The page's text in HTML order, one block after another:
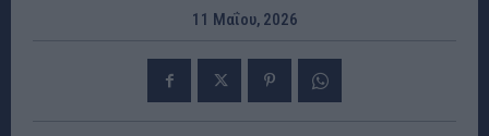
11 Μαΐου, 2026